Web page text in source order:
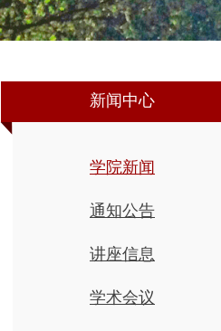
新闻中心
学院新闻
通知公告
讲座信息
学术会议